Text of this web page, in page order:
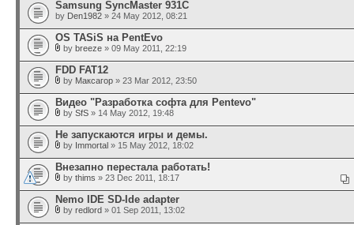
Samsung SyncMaster 931C
by Den1982 » 24 May 2012, 08:21
OS TASiS на PentEvo
by breeze » 09 May 2011, 22:19
FDD FAT12
by Максагор » 23 Mar 2012, 23:50
Видео "Разработка софта для Pentevo"
by SfS » 14 May 2012, 19:48
Не запускаются игры и демы.
by Immortal » 15 May 2012, 18:02
Внезапно перестала работать!
by thims » 23 Dec 2011, 18:17
Nemo IDE SD-Ide adapter
by redlord » 01 Sep 2011, 13:02